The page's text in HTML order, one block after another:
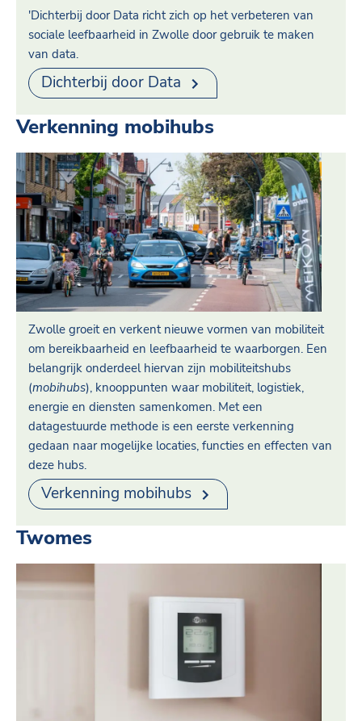
'Dichterbij door Data richt zich op het verbeteren van
sociale leefbaarheid in Zwolle door gebruik te maken
van data.
Dichterbij door Data
Verkenning mobihubs
Zwolle groeit en verkent nieuwe vormen van mobiliteit
om bereikbaarheid en leefbaarheid te waarborgen. Een
belangrijk onderdeel hiervan zijn mobiliteitshubs
(mobihubs), knooppunten waar mobiliteit, logistiek,
energie en diensten samenkomen. Met een
datagestuurde methode is een eerste verkenning
gedaan naar mogelijke locaties, functies en effecten van
deze hubs.
Verkenning mobihubs
Twomes